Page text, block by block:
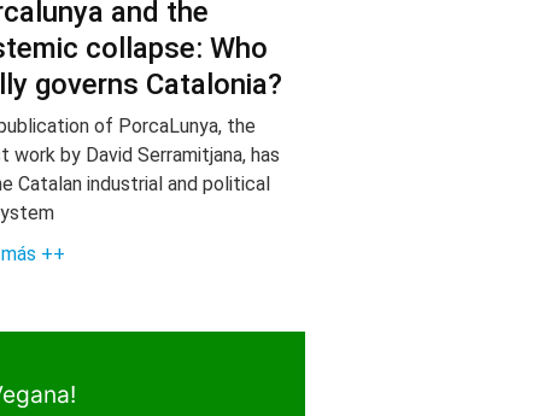
and the
collapse: Who
governs Catalonia?
of PorcaLunya, the
work by David Serramitjana, has
Catalan industrial and political
++